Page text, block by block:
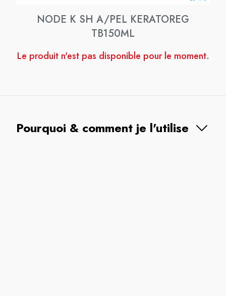
NODE K SH A/PEL KERATOREG
TB150ML
Le produit n'est pas disponible pour le moment.
Pourquoi & comment je l'utilise